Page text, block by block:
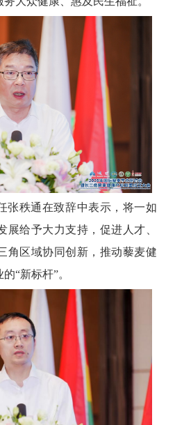
张秩通在致辞中表示，将一如
展给予大力支持，促进人才、
角区域协同创新，推动藜麦健
“新标杆”。